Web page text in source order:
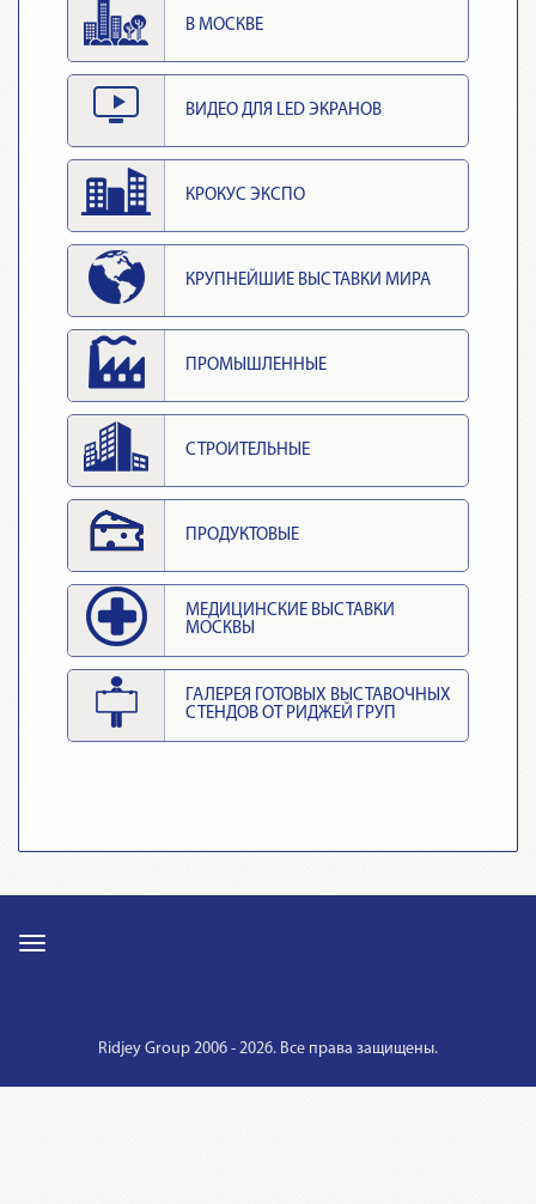
В МОСКВЕ
ВИДЕО ДЛЯ LED ЭКРАНОВ
КРОКУС ЭКСПО
КРУПНЕЙШИЕ ВЫСТАВКИ МИРА
ПРОМЫШЛЕННЫЕ
СТРОИТЕЛЬНЫЕ
ПРОДУКТОВЫЕ
МЕДИЦИНСКИЕ ВЫСТАВКИ
МОСКВЫ
ГАЛЕРЕЯ ГОТОВЫХ ВЫСТАВОЧНЫХ
СТЕНДОВ ОТ РИДЖЕЙ ГРУП
Ridjey Group 2006 - 2026. Все права защищены.